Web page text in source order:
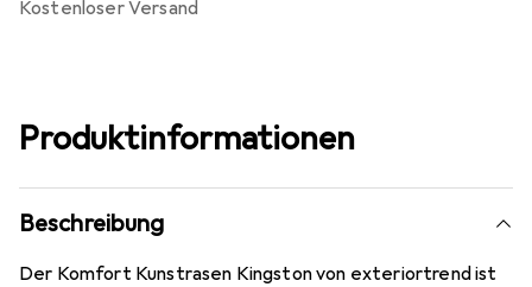
kostenloser Versand
Produktinformationen
Beschreibung
Der Komfort Kunstrasen Kingston von exteriortrend ist